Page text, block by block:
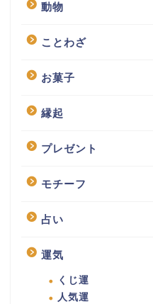
動物
ことわざ
お菓子
縁起
プレゼント
モチーフ
占い
運気
くじ運
人気運